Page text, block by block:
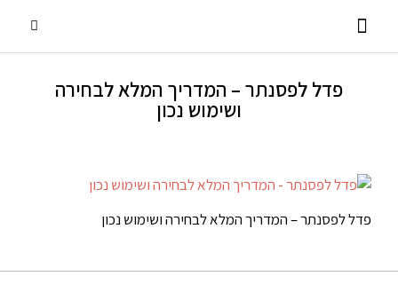
פדל לפסנתר – המדריך המלא לבחירה
ושימוש נכון
פדל לפסנתר – המדריך המלא לבחירה ושימוש נכון